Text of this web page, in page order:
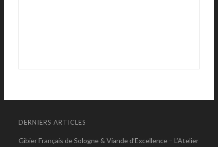
DERNIERS ARTICLES
Gibier Français de Sologne & Viande d’Excellence – L’Atelier